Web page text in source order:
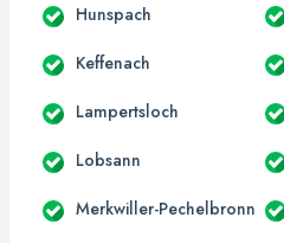
Hunspach
Keffenach
Lampertsloch
Lobsann
Merkwiller-Pechelbronn